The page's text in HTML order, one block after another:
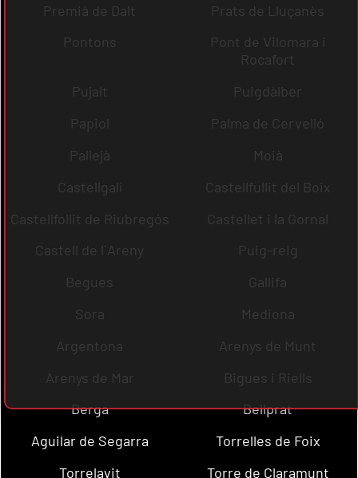
Premià de Dalt
Prats de Lluçanès
Pontons
Pont de Vilomara i
Rocafort
Pujalt
Puigdàlber
Papiol
Palma de Cervelló
Pallejà
Moià
Castellgalí
Castellfullit del Boix
Castellfollit de Riubregós
Castellet i la Gornal
Castell de l´Areny
Puig-reig
Begues
Gallifa
Sora
Mediona
Argentona
Arenys de Munt
Arenys de Mar
Bigues i Riells
Berga
Bellprat
Aguilar de Segarra
Torrelles de Foix
Torrelavit
Torre de Claramunt